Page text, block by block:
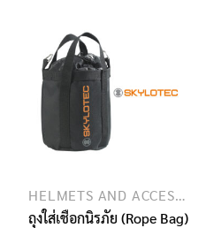
HELMETS AND ACCESSORIES
ถุงใส่เชือกนิรภัย (Rope Bag)